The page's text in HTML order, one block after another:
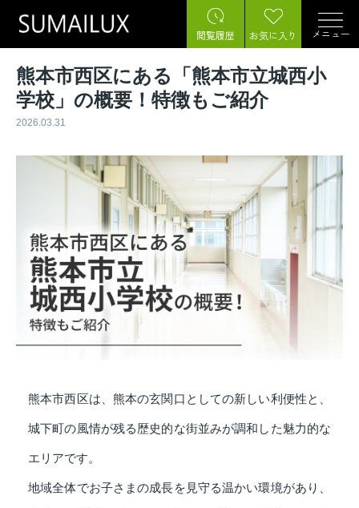
閲覧履歴 お気に入り メニュー
熊本市西区にある「熊本市立城西小
学校」の概要！特徴もご紹介
2026.03.31
熊本市西区は、熊本の玄関口としての新しい利便性と、
城下町の風情が残る歴史的な街並みが調和した魅力的な
エリアです。
地域全体でお子さまの成長を見守る温かい環境があり、